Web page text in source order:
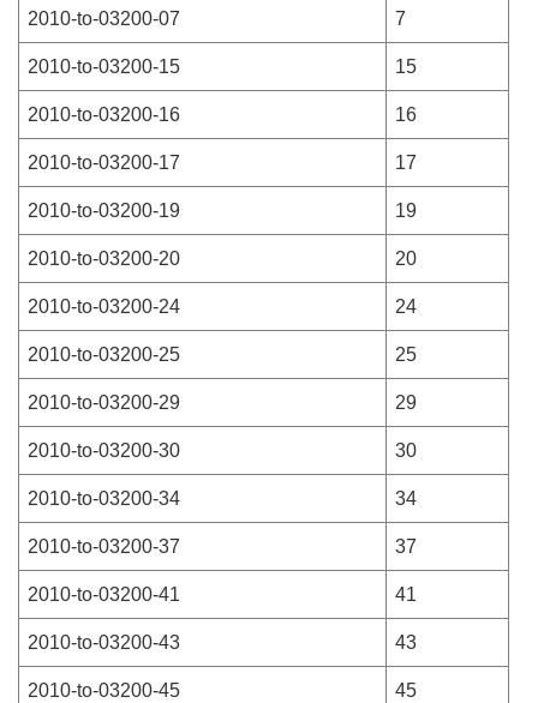
2010-to-03200-07 7
2010-to-03200-15 15
2010-to-03200-16 16
2010-to-03200-17 17
2010-to-03200-19 19
2010-to-03200-20 20
2010-to-03200-24 24
2010-to-03200-25 25
2010-to-03200-29 29
2010-to-03200-30 30
2010-to-03200-34 34
2010-to-03200-37 37
2010-to-03200-41 41
2010-to-03200-43 43
2010-to-03200-45 45